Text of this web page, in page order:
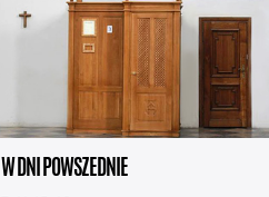
W DNI POWSZEDNIE